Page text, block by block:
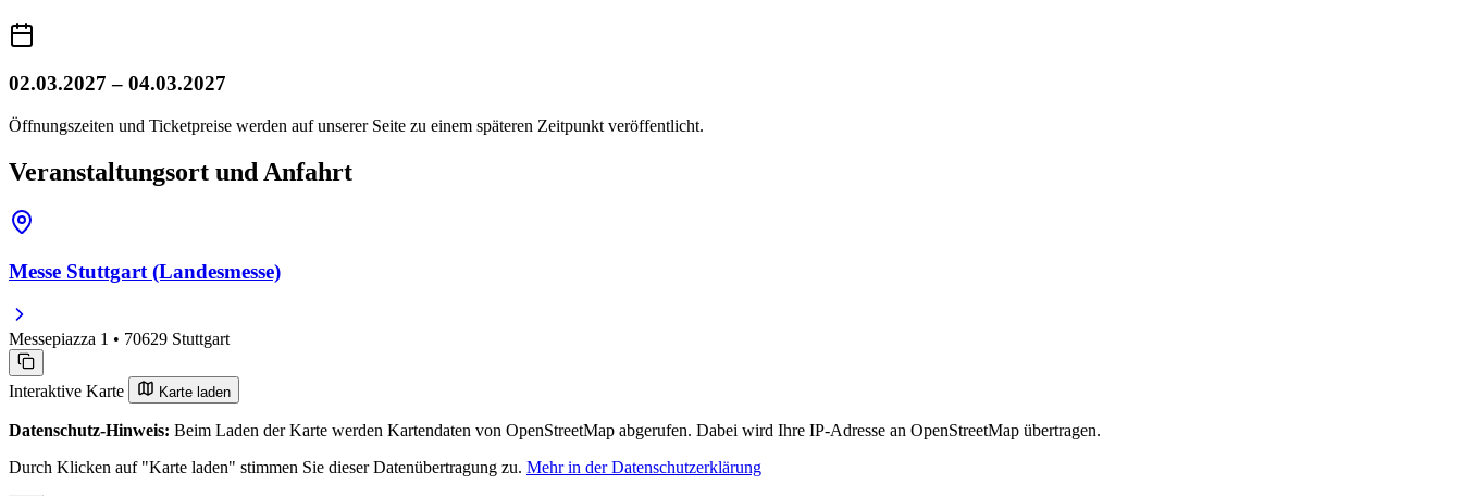
02.03.2027 – 04.03.2027
Öffnungszeiten und Ticketpreise werden auf unserer Seite zu einem späteren Zeitpunkt veröffentlicht.
Veranstaltungsort und Anfahrt
Messe Stuttgart (Landesmesse)
Messepiazza 1 • 70629 Stuttgart
Interaktive Karte Karte laden
Datenschutz-Hinweis: Beim Laden der Karte werden Kartendaten von OpenStreetMap abgerufen. Dabei wird Ihre IP-Adresse an OpenStreetMap übertragen.
Durch Klicken auf "Karte laden" stimmen Sie dieser Datenübertragung zu. Mehr in der Datenschutzerklärung